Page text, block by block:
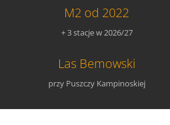
M2 od 2022
+ 3 stacje w 2026/27
Las Bemowski
przy Puszczy Kampinoskiej